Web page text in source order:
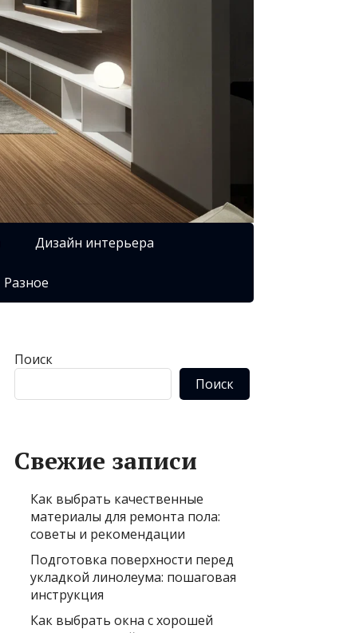
Дизайн интерьера
Разное
Поиск
Поиск
Свежие записи
Как выбрать качественные
материалы для ремонта пола:
советы и рекомендации
Подготовка поверхности перед
укладкой линолеума: пошаговая
инструкция
Как выбрать окна с хорошей